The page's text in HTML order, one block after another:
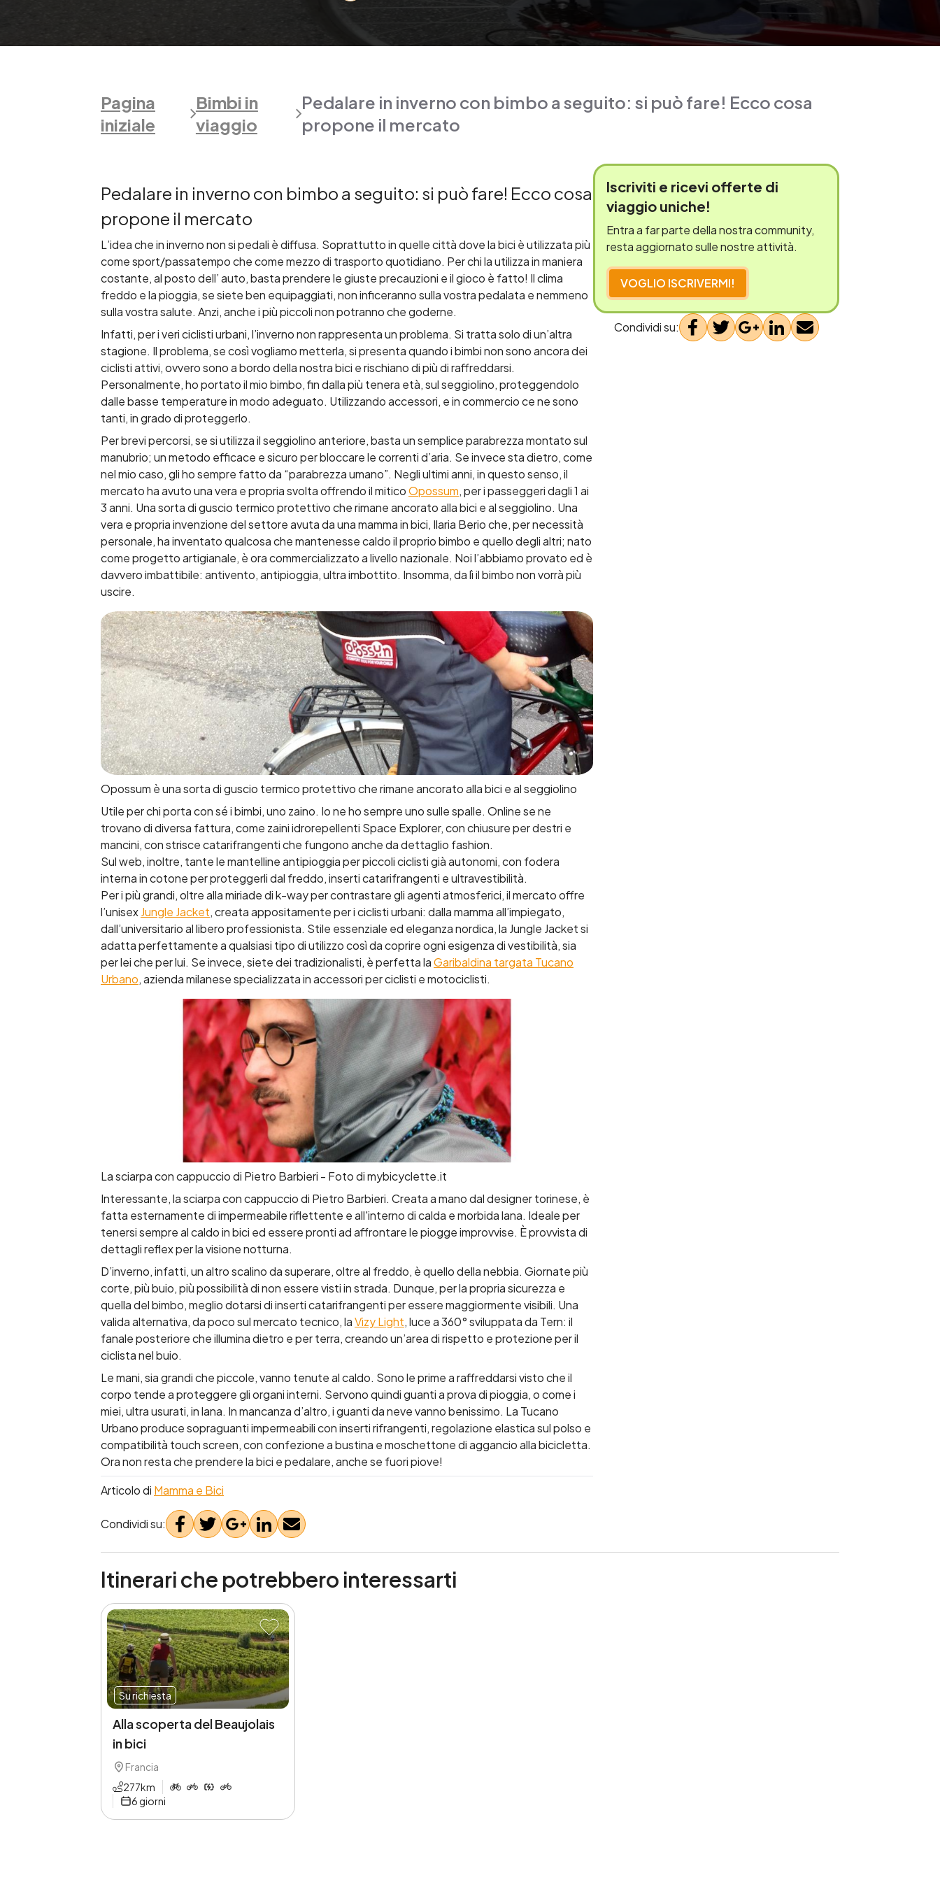
Pagina
iniziale
Bimbi in
viaggio
Pedalare in inverno con bimbo a seguito: si può fare! Ecco cosa
propone il mercato
Pedalare in inverno con bimbo a seguito: si può fare! Ecco cosa
propone il mercato
L’idea che in inverno non si pedali è diffusa. Soprattutto in quelle città dove la bici è utilizzata più
come sport/passatempo che come mezzo di trasporto quotidiano. Per chi la utilizza in maniera
costante, al posto dell’ auto, basta prendere le giuste precauzioni e il gioco è fatto! Il clima
freddo e la pioggia, se siete ben equipaggiati, non inficeranno sulla vostra pedalata e nemmeno
sulla vostra salute. Anzi, anche i più piccoli non potranno che goderne.
Infatti, per i veri ciclisti urbani, l’inverno non rappresenta un problema. Si tratta solo di un’altra
stagione. Il problema, se così vogliamo metterla, si presenta quando i bimbi non sono ancora dei
ciclisti attivi, ovvero sono a bordo della nostra bici e rischiano di più di raffreddarsi.
Personalmente, ho portato il mio bimbo, fin dalla più tenera età, sul seggiolino, proteggendolo
dalle basse temperature in modo adeguato. Utilizzando accessori, e in commercio ce ne sono
tanti, in grado di proteggerlo.
Per brevi percorsi, se si utilizza il seggiolino anteriore, basta un semplice parabrezza montato sul
manubrio; un metodo efficace e sicuro per bloccare le correnti d’aria. Se invece sta dietro, come
nel mio caso, gli ho sempre fatto da “parabrezza umano”. Negli ultimi anni, in questo senso, il
mercato ha avuto una vera e propria svolta offrendo il miticoOpossum, per i passeggeri dagli 1 ai
3 anni. Una sorta di guscio termico protettivo che rimane ancorato alla bici e al seggiolino. Una
vera e propria invenzione del settore avuta da una mamma in bici, Ilaria Berio che, per necessità
personale, ha inventato qualcosa che mantenesse caldo il proprio bimbo e quello degli altri; nato
come progetto artigianale, è ora commercializzato a livello nazionale. Noi l’abbiamo provato ed è
davvero imbattibile: antivento, antipioggia, ultra imbottito. Insomma, da lì il bimbo non vorrà più
uscire.
Opossum è una sorta di guscio termico protettivo che rimane ancorato alla bici e al seggiolino
Utile per chi porta con sé i bimbi, uno zaino. Io ne ho sempre uno sulle spalle. Online se ne
trovano di diversa fattura, come zaini idrorepellenti Space Explorer, con chiusure per destri e
mancini, con strisce catarifrangenti che fungono anche da dettaglio fashion.
Sul web, inoltre, tante le mantelline antipioggia per piccoli ciclisti già autonomi, con fodera
interna in cotone per proteggerli dal freddo, inserti catarifrangenti e ultravestibilità.
Per i più grandi, oltre alla miriade di k-way per contrastare gli agenti atmosferici, il mercato offre
l’unisexJungle Jacket, creata appositamente per i ciclisti urbani: dalla mamma all’impiegato,
dall’universitario al libero professionista. Stile essenziale ed eleganza nordica, la Jungle Jacket si
adatta perfettamente a qualsiasi tipo di utilizzo così da coprire ogni esigenza di vestibilità, sia
per lei che per lui. Se invece, siete dei tradizionalisti, è perfetta laGaribaldina targata Tucano
Urbano, azienda milanese specializzata in accessori per ciclisti e motociclisti.
La sciarpa con cappuccio di Pietro Barbieri - Foto di mybicyclette.it
Interessante, la sciarpa con cappuccio di Pietro Barbieri. Creata a mano dal designer torinese, è
fatta esternamente di impermeabile riflettente e all'interno di calda e morbida lana. Ideale per
tenersi sempre al caldo in bici ed essere pronti ad affrontare le piogge improvvise. È provvista di
dettagli reflex per la visione notturna.
D’inverno, infatti, un altro scalino da superare, oltre al freddo, è quello della nebbia. Giornate più
corte, più buio, più possibilità di non essere visti in strada. Dunque, per la propria sicurezza e
quella del bimbo, meglio dotarsi di inserti catarifrangenti per essere maggiormente visibili. Una
valida alternativa, da poco sul mercato tecnico, laVizy Light, luce a 360° sviluppata da Tern: il
fanale posteriore che illumina dietro e per terra, creando un’area di rispetto e protezione per il
ciclista nel buio.
Le mani, sia grandi che piccole, vanno tenute al caldo. Sono le prime a raffreddarsi visto che il
corpo tende a proteggere gli organi interni. Servono quindi guanti a prova di pioggia, o come i
miei, ultra usurati, in lana. In mancanza d’altro, i guanti da neve vanno benissimo. La Tucano
Urbano produce sopraguanti impermeabili con inserti rifrangenti, regolazione elastica sul polso e
compatibilità touch screen, con confezione a bustina e moschettone di aggancio alla bicicletta.
Ora non resta che prendere la bici e pedalare, anche se fuori piove!
Articolo di Mamma e Bici
Condividi su:
Iscriviti e ricevi offerte di
viaggio uniche!
Entra a far parte della nostra community,
resta aggiornato sulle nostre attività.
VOGLIO ISCRIVERMI!
Condividi su:
Itinerari che potrebbero interessarti
Su richiesta
Alla scoperta del Beaujolais
in bici
Francia
277km
6giorni